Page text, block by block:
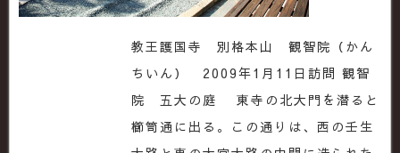
教王護国寺 別格本山 観智院（かん
ちいん） 2009年1月11日訪問 観智
院 五大の庭 東寺の北大門を潜ると
櫛笥通に出る。この通りは、西の壬生